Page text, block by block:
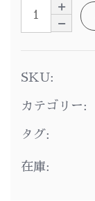
SKU:
カテゴリー:
タグ:
在庫: